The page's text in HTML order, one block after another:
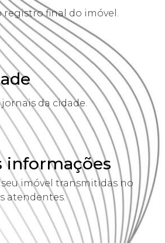
registro final do imóvel.
da cidade.
informações
imóvel transmitidas no
atendentes.